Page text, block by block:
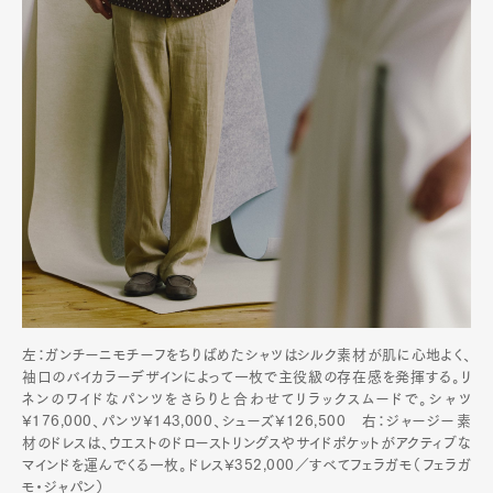
左：ガンチーニモチーフをちりばめたシャツはシルク素材が肌に心地よく、
袖口のバイカラーデザインによって一枚で主役級の存在感を発揮する。リ
ネンのワイドなパンツをさらりと合わせてリラックスムードで。シャツ
¥176,000、パンツ¥143,000、シューズ¥126,500 右：ジャージー素
材のドレスは、ウエストのドローストリングスやサイドポケットがアクティブな
マインドを運んでくる一枚。ドレス¥352,000／すべてフェラガモ（フェラガ
モ・ジャパン）